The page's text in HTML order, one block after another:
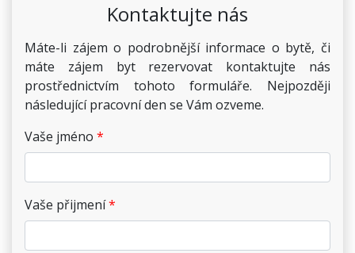
Kontaktujte nás
Máte-li zájem o podrobnější informace o bytě, či
máte zájem byt rezervovat kontaktujte nás
prostřednictvím tohoto formuláře. Nejpozději
následující pracovní den se Vám ozveme.
Vaše jméno
Vaše přijmení